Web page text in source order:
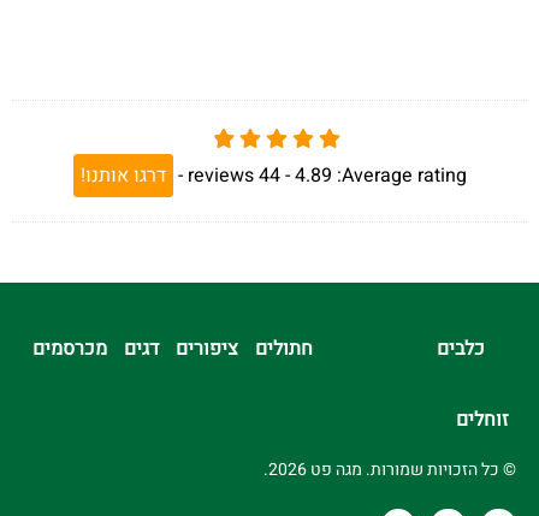
Average rating:
4.89 -
44
reviews
- דרגו אותנו!
כלבים חתולים ציפורים דגים מכרסמים
זוחלים
© כל הזכויות שמורות. מגה פט 2026.